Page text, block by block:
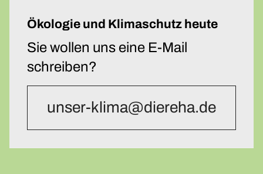
Ökologie und Klimaschutz heute
Sie wollen uns eine E-Mail
schreiben?
unser-klima@diereha.de